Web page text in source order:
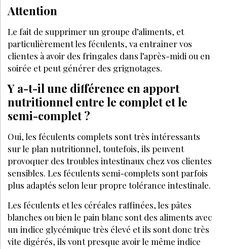
PARTAGEZ SUR :
PAR DORIANE FRÈRE
CHEFFE DE RUBRIQUE DIGITALE LES NOUVELLES
ESTHÉTIQUES
NOVEMBRE 2021
J’ACHÈTE CE MAGAZINE